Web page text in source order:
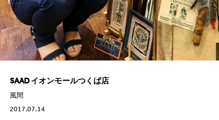
SAAD イオンモールつくば店
風間
2017.07.14